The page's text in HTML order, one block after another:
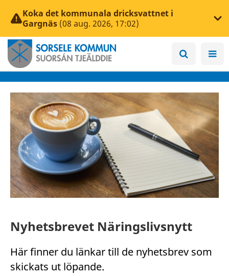
Koka det kommunala dricksvattnet i
Gargnäs (08 aug. 2026, 17:02)
Nyhetsbrevet Näringslivsnytt
Här finner du länkar till de nyhetsbrev som
skickats ut löpande.